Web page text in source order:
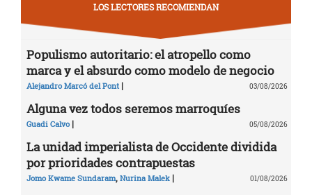
LOS LECTORES RECOMIENDAN
Populismo autoritario: el atropello como
marca y el absurdo como modelo de negocio
Alejandro Marcó del Pont | 03/08/2026
Alguna vez todos seremos marroquíes
Guadi Calvo | 05/08/2026
La unidad imperialista de Occidente dividida
por prioridades contrapuestas
Jomo Kwame Sundaram, Nurina Malek | 01/08/2026